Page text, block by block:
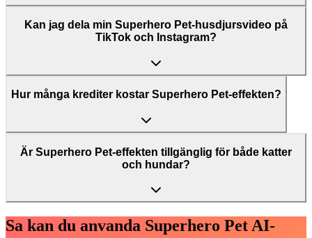
Kan jag dela min Superhero Pet-husdjursvideo på
TikTok och Instagram?
Hur många krediter kostar Superhero Pet-effekten?
Är Superhero Pet-effekten tillgänglig för både katter
och hundar?
Sa kan du anvanda Superhero Pet AI-